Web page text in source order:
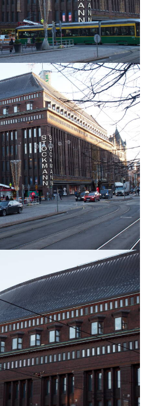
https://saumasters.fi/wp-
content/uploads/2025/12/
https://saumasters.fi/wp-
content/uploads/2025/12/